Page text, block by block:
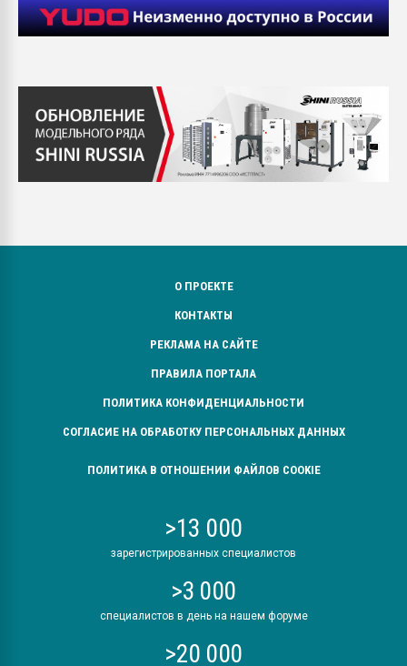
О ПРОЕКТЕ
КОНТАКТЫ
РЕКЛАМА НА САЙТЕ
ПРАВИЛА ПОРТАЛА
ПОЛИТИКА КОНФИДЕНЦИАЛЬНОСТИ
СОГЛАСИЕ НА ОБРАБОТКУ ПЕРСОНАЛЬНЫХ ДАННЫХ
ПОЛИТИКА В ОТНОШЕНИИ ФАЙЛОВ COOKIE
>13 000
зарегистрированных специалистов
>3 000
специалистов в день на нашем форуме
>20 000